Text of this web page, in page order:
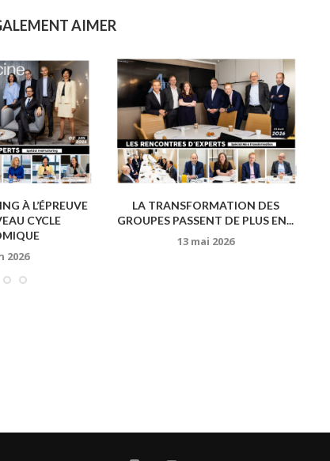
AIMER
À L’ÉPREUVE
CYCLE
2026
LA TRANSFORMATION DES
GROUPES PASSENT DE PLUS EN...
13 mai 2026